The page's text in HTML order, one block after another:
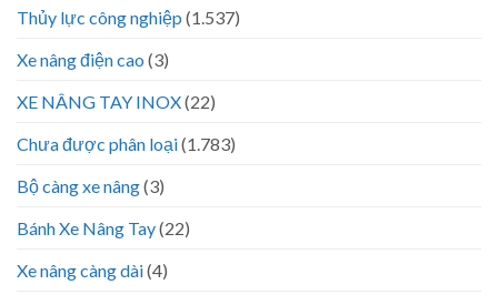
Thủy lực công nghiệp (1.537)
Xe nâng điện cao (3)
XE NÂNG TAY INOX(22)
Chưa được phân loại(1.783)
Bộ càng xe nâng(3)
Bánh Xe Nâng Tay(22)
Xe nâng càng dài(4)